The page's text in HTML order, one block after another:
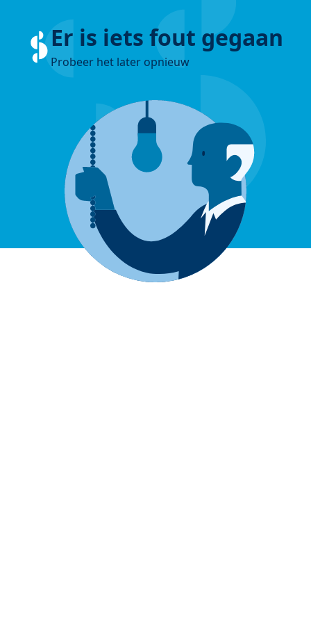
Er is iets fout gegaan
Probeer het later opnieuw